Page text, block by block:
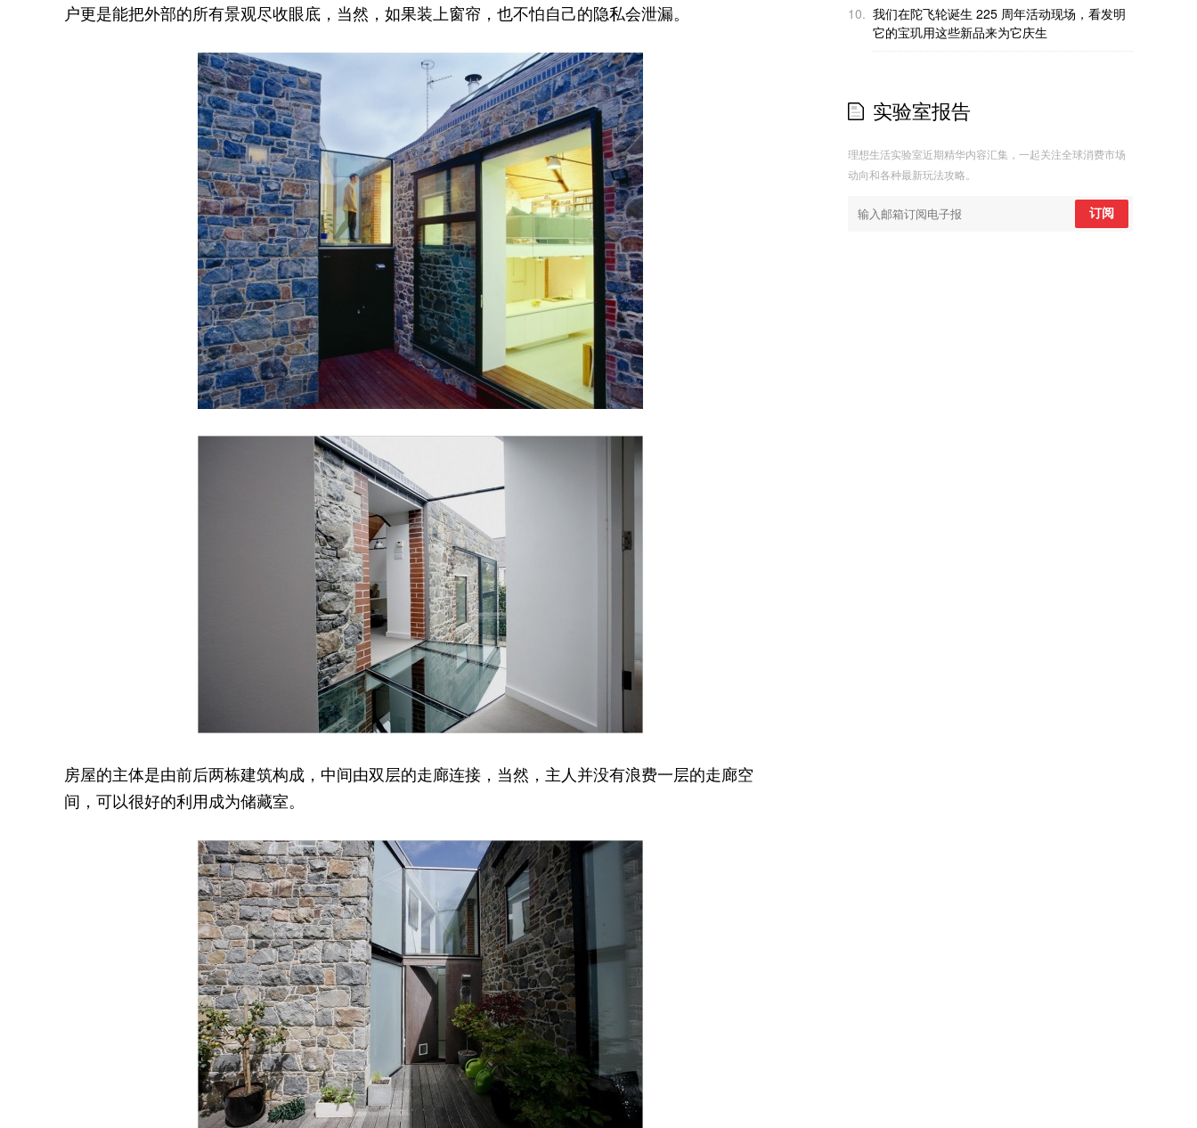
户更是能把外部的所有景观尽收眼底，当然，如果装上窗帘，也不怕自己的隐私会泄漏。
房屋的主体是由前后两栋建筑构成，中间由双层的走廊连接，当然，主人并没有浪费一层的走廊空
间，可以很好的利用成为储藏室。
10. 我们在陀飞轮诞生 225 周年活动现场，看发明
它的宝玑用这些新品来为它庆生
实验室报告
理想生活实验室近期精华内容汇集，一起关注全球消费市场
动向和各种最新玩法攻略。